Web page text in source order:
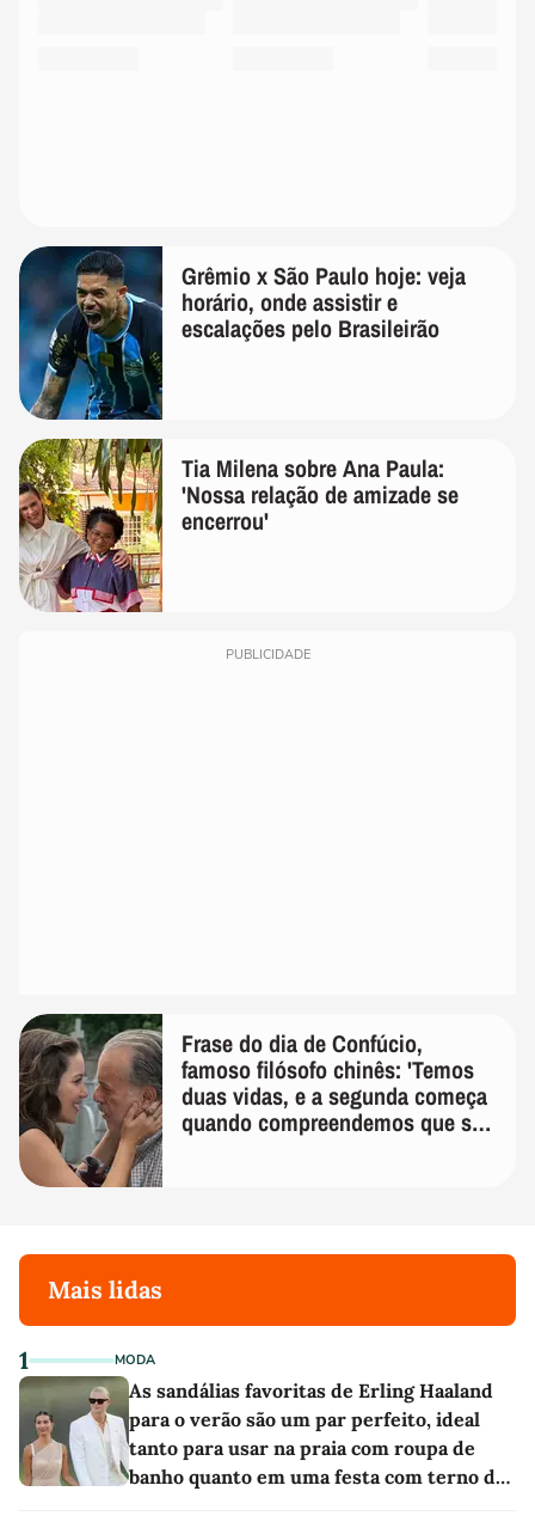
Grêmio x São Paulo hoje: veja
horário, onde assistir e
escalações pelo Brasileirão
Tia Milena sobre Ana Paula:
'Nossa relação de amizade se
encerrou'
PUBLICIDADE
Frase do dia de Confúcio,
famoso filósofo chinês: 'Temos
duas vidas, e a segunda começa
quando compreendemos que só
Mais lidas
1 MODA
As sandálias favoritas de Erling Haaland
para o verão são um par perfeito, ideal
tanto para usar na praia com roupa de
banho quanto em uma festa com terno de